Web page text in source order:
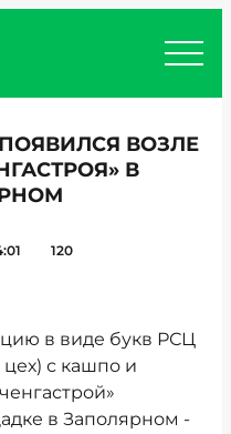
ВОЗЛЕ
В
120
в виде букв РСЦ
с кашпо и
в Заполярном -